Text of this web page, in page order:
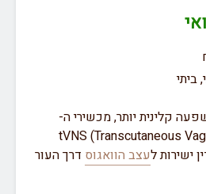
קלינית יותר, מכשירי ה-
tVNS (Transcutaneous
ישירות לעצב הוואגוס דרך העור